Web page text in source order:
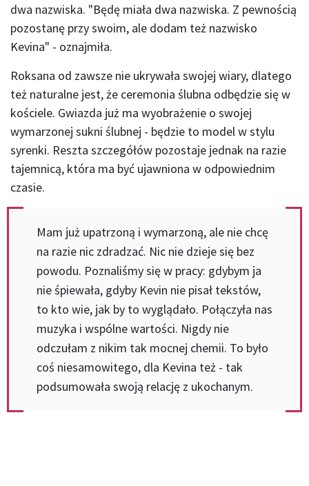
dwa nazwiska. "Będę miała dwa nazwiska. Z pewnością
pozostanę przy swoim, ale dodam też nazwisko
Kevina" - oznajmiła.
Roksana od zawsze nie ukrywała swojej wiary, dlatego
też naturalne jest, że ceremonia ślubna odbędzie się w
kościele. Gwiazda już ma wyobrażenie o swojej
wymarzonej sukni ślubnej - będzie to model w stylu
syrenki. Reszta szczegółów pozostaje jednak na razie
tajemnicą, która ma być ujawniona w odpowiednim
czasie.
Mam już upatrzoną i wymarzoną, ale nie chcę
na razie nic zdradzać. Nic nie dzieje się bez
powodu. Poznaliśmy się w pracy: gdybym ja
nie śpiewała, gdyby Kevin nie pisał tekstów,
to kto wie, jak by to wyglądało. Połączyła nas
muzyka i wspólne wartości. Nigdy nie
odczułam z nikim tak mocnej chemii. To było
coś niesamowitego, dla Kevina też - tak
podsumowała swoją relację z ukochanym.